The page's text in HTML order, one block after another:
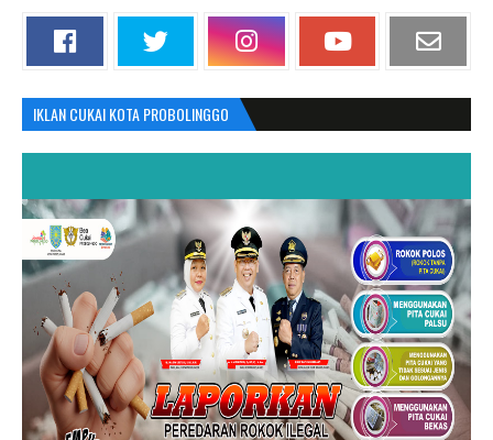
IKLAN CUKAI KOTA PROBOLINGGO